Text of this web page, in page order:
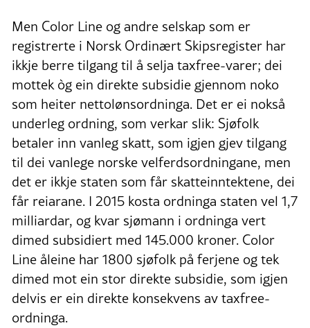
Men Color Line og andre selskap som er
registrerte i Norsk Ordinært Skipsregister har
ikkje berre tilgang til å selja taxfree-varer; dei
mottek òg ein direkte subsidie gjennom noko
som heiter nettolønsordninga. Det er ei nokså
underleg ordning, som verkar slik: Sjøfolk
betaler inn vanleg skatt, som igjen gjev tilgang
til dei vanlege norske velferdsordningane, men
det er ikkje staten som får skatteinntektene, dei
får reiarane. I 2015 kosta ordninga staten vel 1,7
milliardar, og kvar sjømann i ordninga vert
dimed subsidiert med 145.000 kroner. Color
Line åleine har 1800 sjøfolk på ferjene og tek
dimed mot ein stor direkte subsidie, som igjen
delvis er ein direkte konsekvens av taxfree-
ordninga.